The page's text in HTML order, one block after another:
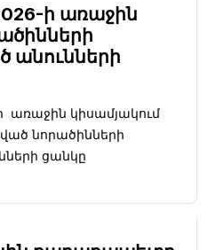
ի առաջին
առաջին կիսամյակում
նորածինների
ցանկը